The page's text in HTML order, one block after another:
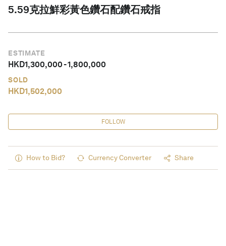
5.59克拉鮮彩黃色鑽石配鑽石戒指
ESTIMATE
HKD1,300,000-1,800,000
SOLD
HKD1,502,000
FOLLOW
How to Bid? Currency Converter Share